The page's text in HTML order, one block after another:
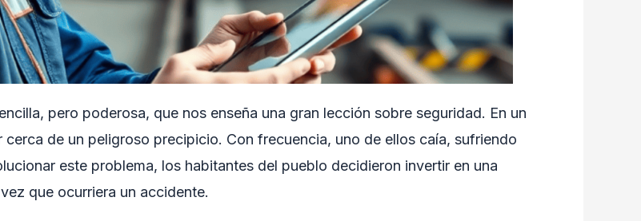
pero poderosa, que nos enseña una gran lección sobre seguridad. En un
de un peligroso precipicio. Con frecuencia, uno de ellos caía, sufriendo
este problema, los habitantes del pueblo decidieron invertir en una
que ocurriera un accidente.